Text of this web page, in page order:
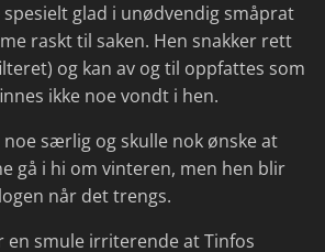
glad i unødvendig småprat
raskt til saken. Hen snakker rett
og kan av og til oppfattes som
ikke noe vondt i hen.
noe særlig og skulle nok ønske at
gå i hi om vinteren, men hen blir
når det trengs.
en smule irriterende at Tinfos